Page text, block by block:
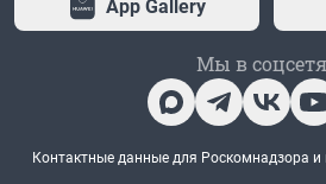
App Gallery
Мы в
Контактные данные для Роскомнадзора и